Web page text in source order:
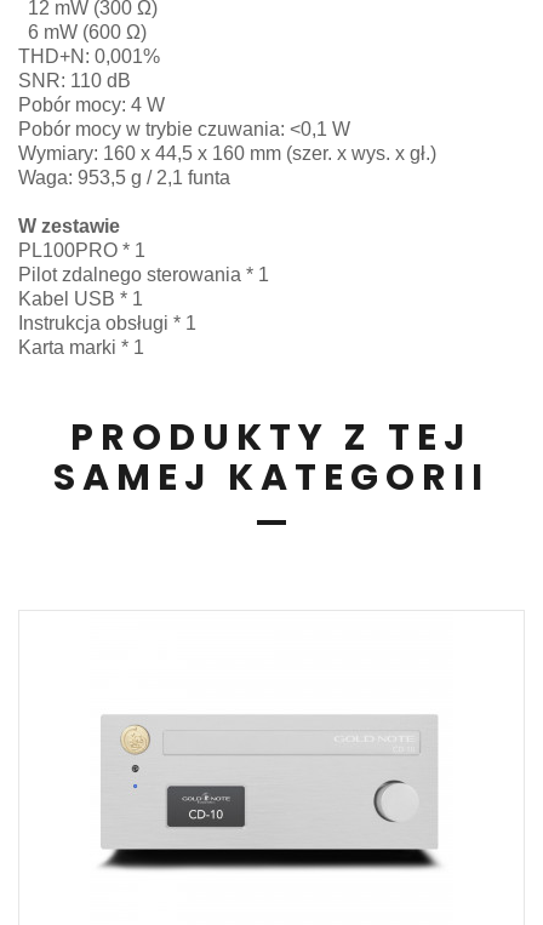
12 mW (300 Ω)
6 mW (600 Ω)
THD+N: 0,001%
SNR: 110 dB
Pobór mocy: 4 W
Pobór mocy w trybie czuwania: <0,1 W
Wymiary: 160 x 44,5 x 160 mm (szer. x wys. x gł.)
Waga: 953,5 g / 2,1 funta
W zestawie
PL100PRO * 1
Pilot zdalnego sterowania * 1
Kabel USB * 1
Instrukcja obsługi * 1
Karta marki * 1
PRODUKTY Z TEJ
SAMEJ KATEGORII